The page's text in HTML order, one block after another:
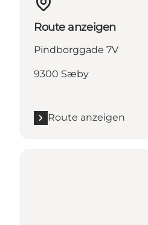
Route anzeigen
Pindborggade 7V
9300 Sæby
Route anzeigen